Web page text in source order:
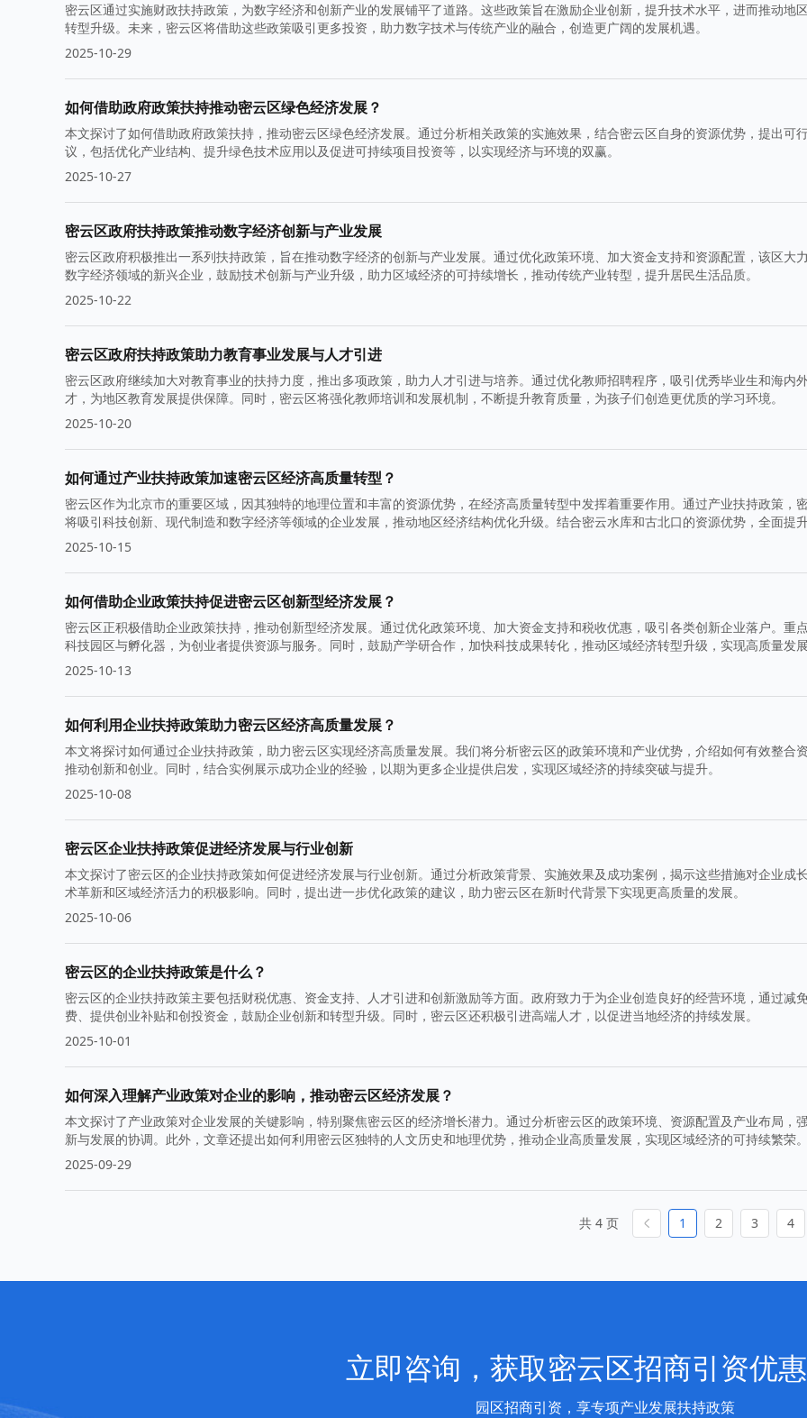
密云区通过实施财政扶持政策，为数字经济和创新产业的发展铺平了道路。这些政策旨在激励企业创新，提升技术水平，进而推动地
转型升级。未来，密云区将借助这些政策吸引更多投资，助力数字技术与传统产业的融合，创造更广阔的发展机遇。
2025-10-29
如何借助政府政策扶持推动密云区绿色经济发展？
本文探讨了如何借助政府政策扶持，推动密云区绿色经济发展。通过分析相关政策的实施效果，结合密云区自身的资源优势，提出可
议，包括优化产业结构、提升绿色技术应用以及促进可持续项目投资等，以实现经济与环境的双赢。
2025-10-27
密云区政府扶持政策推动数字经济创新与产业发展
密云区政府积极推出一系列扶持政策，旨在推动数字经济的创新与产业发展。通过优化政策环境、加大资金支持和资源配置，该区大
数字经济领域的新兴企业，鼓励技术创新与产业升级，助力区域经济的可持续增长，推动传统产业转型，提升居民生活品质。
2025-10-22
密云区政府扶持政策助力教育事业发展与人才引进
密云区政府继续加大对教育事业的扶持力度，推出多项政策，助力人才引进与培养。通过优化教师招聘程序，吸引优秀毕业生和海内
才，为地区教育发展提供保障。同时，密云区将强化教师培训和发展机制，不断提升教育质量，为孩子们创造更优质的学习环境。
2025-10-20
如何通过产业扶持政策加速密云区经济高质量转型？
密云区作为北京市的重要区域，因其独特的地理位置和丰富的资源优势，在经济高质量转型中发挥着重要作用。通过产业扶持政策，
将吸引科技创新、现代制造和数字经济等领域的企业发展，推动地区经济结构优化升级。结合密云水库和古北口的资源优势，全面提
环境，为可持续发展奠定基础。
2025-10-15
如何借助企业政策扶持促进密云区创新型经济发展？
密云区正积极借助企业政策扶持，推动创新型经济发展。通过优化政策环境、加大资金支持和税收优惠，吸引各类创新企业落户。重
科技园区与孵化器，为创业者提供资源与服务。同时，鼓励产学研合作，加快科技成果转化，推动区域经济转型升级，实现高质量发展
2025-10-13
如何利用企业扶持政策助力密云区经济高质量发展？
本文将探讨如何通过企业扶持政策，助力密云区实现经济高质量发展。我们将分析密云区的政策环境和产业优势，介绍如何有效整合资
推动创新和创业。同时，结合实例展示成功企业的经验，以期为更多企业提供启发，实现区域经济的持续突破与提升。
2025-10-08
密云区企业扶持政策促进经济发展与行业创新
本文探讨了密云区的企业扶持政策如何促进经济发展与行业创新。通过分析政策背景、实施效果及成功案例，揭示这些措施对企业成
术革新和区域经济活力的积极影响。同时，提出进一步优化政策的建议，助力密云区在新时代背景下实现更高质量的发展。
2025-10-06
密云区的企业扶持政策是什么？
密云区的企业扶持政策主要包括财税优惠、资金支持、人才引进和创新激励等方面。政府致力于为企业创造良好的经营环境，通过减
费、提供创业补贴和创投资金，鼓励企业创新和转型升级。同时，密云区还积极引进高端人才，以促进当地经济的持续发展。
2025-10-01
如何深入理解产业政策对企业的影响，推动密云区经济发展？
本文探讨了产业政策对企业发展的关键影响，特别聚焦密云区的经济增长潜力。通过分析密云区的政策环境、资源配置及产业布局，
新与发展的协调。此外，文章还提出如何利用密云区独特的人文历史和地理优势，推动企业高质量发展，实现区域经济的可持续繁荣。
2025-09-29
共 4 页 1 2 3 4
立即咨询，获取密云区招商引资优
园区招商引资，享专项产业发展扶持政策